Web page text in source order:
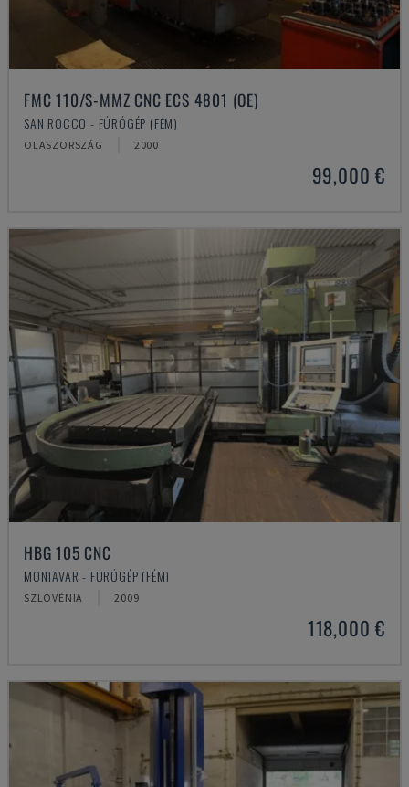
FMC 110/S-MMZ CNC ECS 4801 (OE)
SAN ROCCO - FÚRÓGÉP (FÉM)
OLASZORSZÁG 2000
99,000 €
HBG 105 CNC
MONTAVAR - FÚRÓGÉP (FÉM)
SZLOVÉNIA 2009
118,000 €